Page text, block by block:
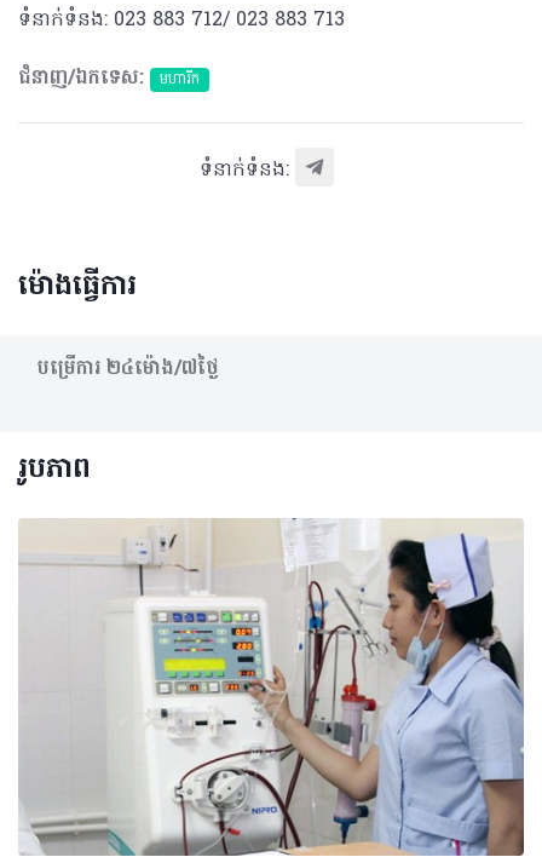
ទំនាក់ទំនង: 023 883 712/ 023 883 713
ជំនាញ/ឯកទេស:
មហារីក​
ទំនាក់ទំនង:
ម៉ោងធ្វើការ
បម្រើការ​ ២៤ម៉ោង/៧ថ្ងៃ
រូបភាព